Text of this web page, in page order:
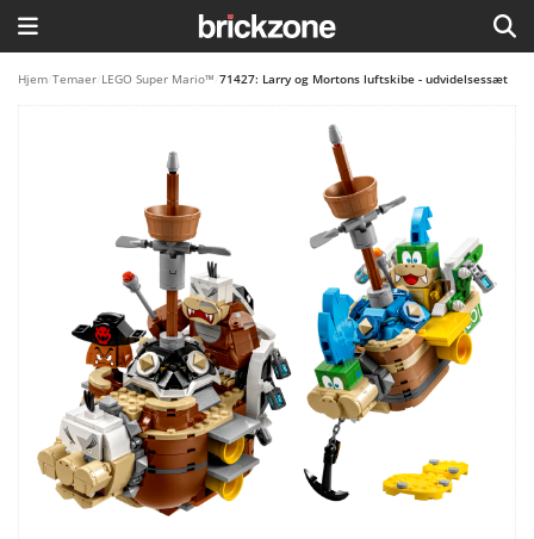
HJEM
LEGO FAVORITTER
Hjem Temaer LEGO Super Mario™ 71427: Larry og Mortons luftskibe - udvidelsessæt